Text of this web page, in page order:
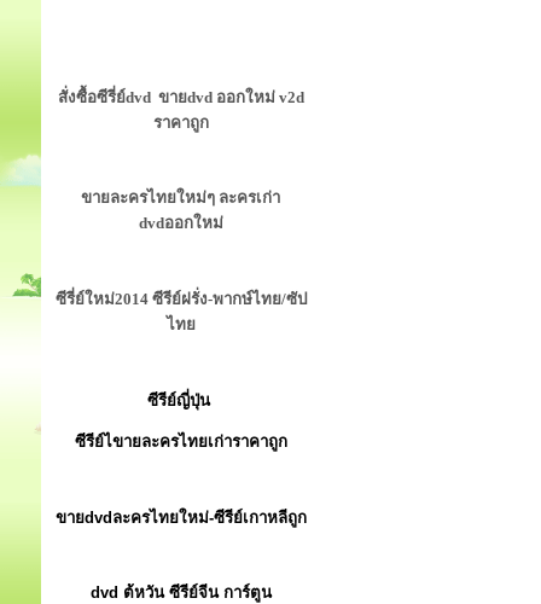
สั่งซื้อซีรี่ย์dvd ขายdvd ออกใหม่ v2d
ราคาถูก
ขายละครไทยใหม่ๆ ละครเก่า
dvdออกใหม่
ซีรี่ย์ใหม่2014 ซีรีย์ฝรั่ง-พากษ์ไทย/ซัป
ไทย
ซีรีย์ญี่ปุ่น
ซีรีย์ไขายละครไทยเก่าราคาถูก
ขายdvdละครไทยใหม่-ซีรีย์เกาหลีถูก
dvd ต้หวัน ซีรีย์จีน การ์ตูน